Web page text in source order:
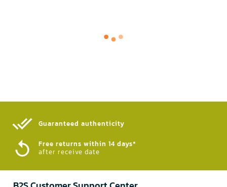
Guaranteed authenticity​
Free returns within 14 days*
after receive date